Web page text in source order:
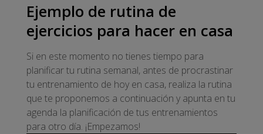
Ejemplo de rutina de
ejercicios para hacer en casa
Si en este momento no tienes tiempo para
planificar tu rutina semanal, antes de procrastinar
tu entrenamiento de hoy en casa, realiza la rutina
que te proponemos a continuación y apunta en tu
agenda la planificación de tus entrenamientos
para otro día. ¡Empezamos!